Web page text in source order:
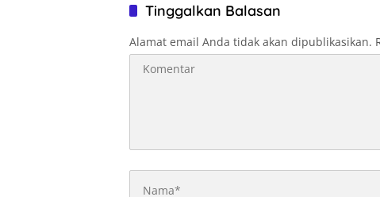
Tinggalkan Balasan
Alamat email Anda tidak akan dipublikasikan.